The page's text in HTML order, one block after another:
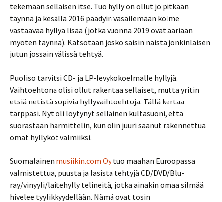
tekemään sellaisen itse. Tuo hylly on ollut jo pitkään
täynnä ja kesällä 2016 päädyin väsäilemään kolme
vastaavaa hyllyä lisää (jotka vuonna 2019 ovat ääriään
myöten täynnä). Katsotaan josko saisin näistä jonkinlaisen
jutun jossain välissä tehtyä.
Puoliso tarvitsi CD- ja LP-levykokoelmalle hyllyjä.
Vaihtoehtona olisi ollut rakentaa sellaiset, mutta yritin
etsiä netistä sopivia hyllyvaihtoehtoja. Tällä kertaa
tärppäsi. Nyt oli löytynyt sellainen kultasuoni, että
suorastaan harmittelin, kun olin juuri saanut rakennettua
omat hyllyköt valmiiksi.
Suomalainen musiikin.com Oytuo maahan Euroopassa
valmistettua, puusta ja lasista tehtyjä CD/DVD/Blu-
ray/vinyyli/laitehylly telineitä, jotka ainakin omaa silmää
hivelee tyylikkyydellään. Nämä ovat tosin